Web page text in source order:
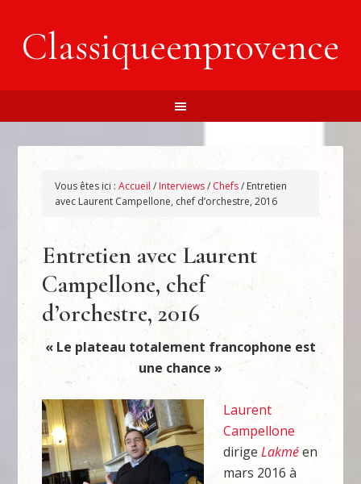
Classiqueenprovence
Vous êtes ici :Accueil / Interviews/ Chefs/ Entretien
avec Laurent Campellone, chef d’orchestre, 2016
Entretien avec Laurent
Campellone, chef
d’orchestre, 2016
« Le plateau totalement francophone est
une chance »
Laurent
Campellone
dirigeLakméen
mars 2016 à